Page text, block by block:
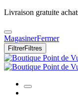
Livraison gratuite
MagasinerFermer
FiltrerFiltres